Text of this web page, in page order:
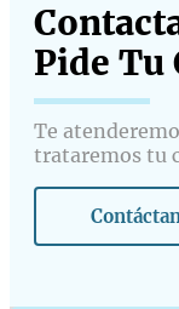
Pide Tu
Te
trataremos tu